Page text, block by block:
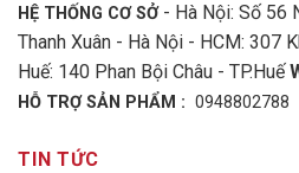
HỆ THỐNG CƠ SỞ - Hà Nội: Số 56
Thanh Xuân - Hà Nội - HCM: 307
Huế: 140 Phan Bội Châu - TP.Huế
HỖ TRỢ SẢN PHẨM : 0948802788
TIN TỨC